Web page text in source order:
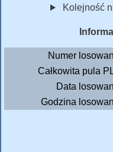
Kolejność
Numer
Całkowita pula
Data
Godzina